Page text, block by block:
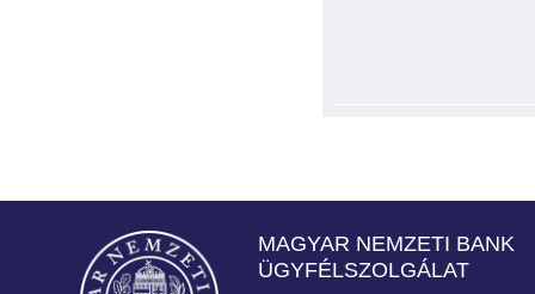
MAGYAR NEMZETI BANK
ÜGYFÉLSZOLGÁLAT